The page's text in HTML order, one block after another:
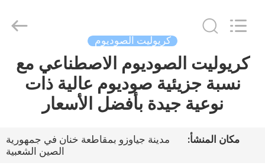
المنزل
المنتجات
فيديوهات
Imp.&Exp.Co.,Ltd.
كريوليت الصوديوم
كريوليت الصوديوم الاصطناعي مع
نسبة جزيئية صوديوم عالية ذات
نوعية جيدة بأفضل الأسعار
مكان المنشأ:
مدينة جياوزو بمقاطعة خنان في جمهورية
الصين الشعبية